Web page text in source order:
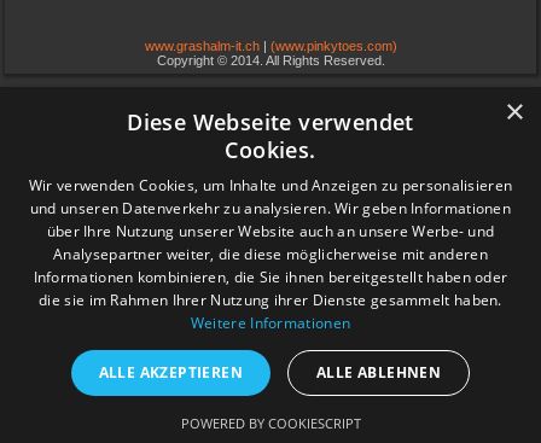
www.grashalm-it.ch| (www.pinkytoes.com)
Copyright © 2014. All Rights Reserved.
×
Diese Webseite verwendet
Cookies.
Wir verwenden Cookies, um Inhalte und Anzeigen zu personalisieren
und unseren Datenverkehr zu analysieren. Wir geben Informationen
über Ihre Nutzung unserer Website auch an unsere Werbe- und
Analysepartner weiter, die diese möglicherweise mit anderen
Informationen kombinieren, die Sie ihnen bereitgestellt haben oder
die sie im Rahmen Ihrer Nutzung ihrer Dienste gesammelt haben.
Weitere Informationen
ALLE AKZEPTIEREN ALLE ABLEHNEN
POWERED BY COOKIESCRIPT